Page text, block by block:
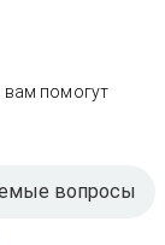
помогут
вопросы